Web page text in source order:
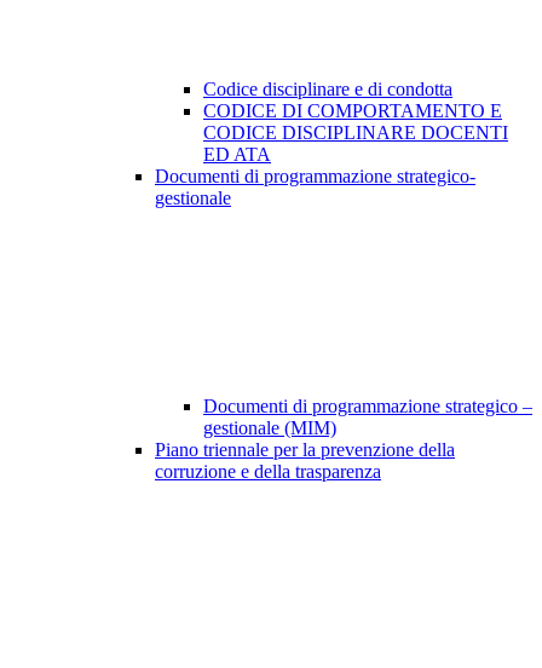
Codice disciplinare e di condotta
CODICE DI COMPORTAMENTO E
CODICE DISCIPLINARE DOCENTI
ED ATA
Documenti di programmazione strategico-
gestionale
Documenti di programmazione strategico –
gestionale (MIM)
Piano triennale per la prevenzione della
corruzione e della trasparenza